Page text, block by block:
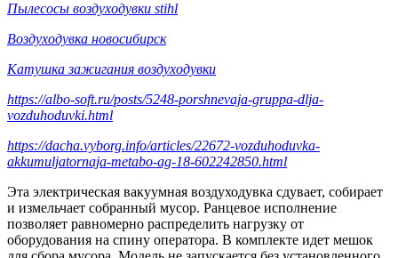
Пылесосы воздуходувки stihl
Воздуходувка новосибирск
Катушка зажигания воздуходувки
https://albo-soft.ru/posts/5248-porshnevaja-gruppa-dlja-
vozduhoduvki.html
https://dacha.vyborg.info/articles/22672-vozduhoduvka-
akkumuljatornaja-metabo-ag-18-602242850.html
Эта электрическая вакуумная воздуходувка сдувает, собирает
и измельчает собранный мусор. Ранцевое исполнение
позволяет равномерно распределить нагрузку от
оборудования на спину оператора. В комплекте идет мешок